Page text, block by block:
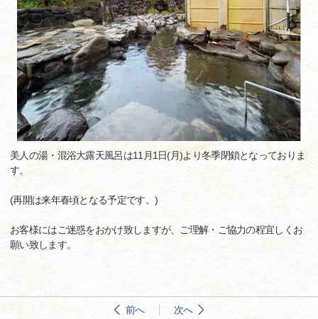
美人の湯・混浴大露天風呂は11月1日(月)より冬季閉鎖となっておりま
す。
(再開は来年春頃となる予定です。)
お客様にはご迷惑をおかけ致しますが、ご理解・ご協力の程宜しくお
願い致します。
前へ 次へ